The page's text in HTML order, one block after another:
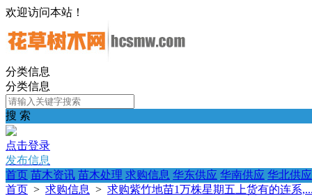
欢迎访问本站！
分类信息
分类信息
搜 索
点击登录
发布信息
首页 苗木资讯 苗木处理 求购信息 华东供应 华南供应 华北供应
首页 > 求购信息 > 求购紫竹地苗1万株星期五上货有的连系,...